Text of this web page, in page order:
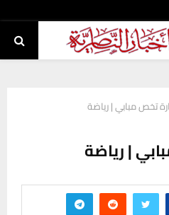
تخص مبابي | رياضة
| رياضة